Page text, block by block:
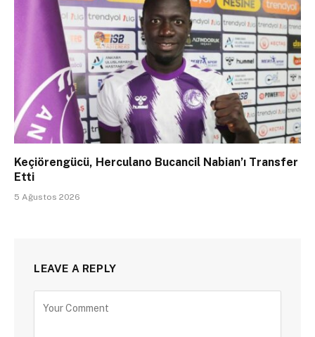
Keçiörengücü, Herculano Bucancil Nabian’ı Transfer
Etti
5 Ağustos 2026
LEAVE A REPLY